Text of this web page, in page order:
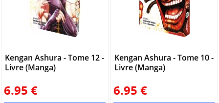
Kengan Ashura - Tome 12 -
Livre (Manga)
6.95 €
Kengan Ashura - Tome 10 -
Livre (Manga)
6.95 €